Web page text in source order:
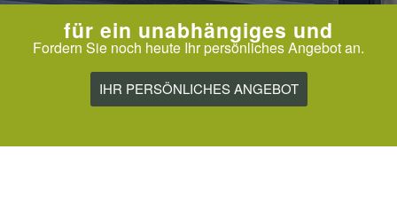
für ein unabhängiges und
Fordern Sie noch heute Ihr persönliches Angebot an.
IHR PERSÖNLICHES ANGEBOT